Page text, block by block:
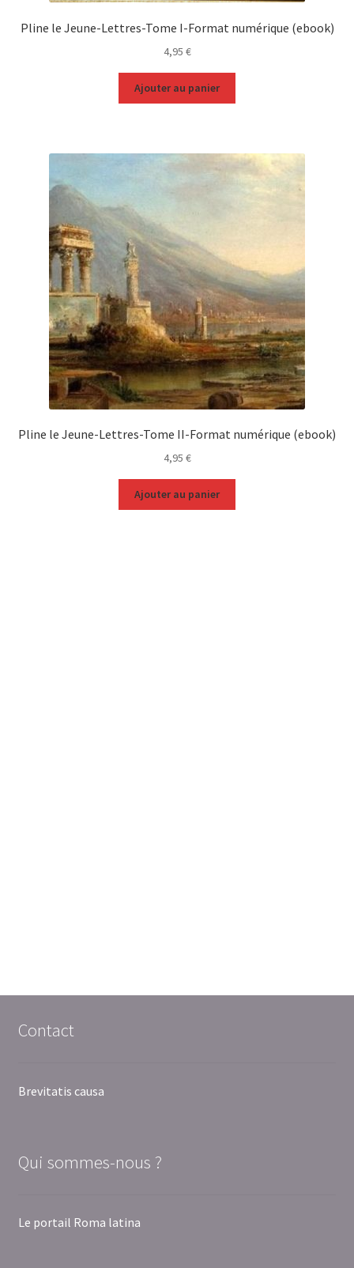
Pline le Jeune-Lettres-Tome I-Format numérique (ebook)
4,95 €
Ajouter au panier
Pline le Jeune-Lettres-Tome II-Format numérique (ebook)
4,95 €
Ajouter au panier
Contact
Brevitatis causa
Qui sommes-nous ?
Le portail Roma latina